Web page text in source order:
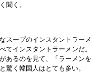
聞く。
スープのインスタントラーメ
てインスタントラーメンだ。
あるのを見て、「ラーメンを
驚く韓国人はとても多い。